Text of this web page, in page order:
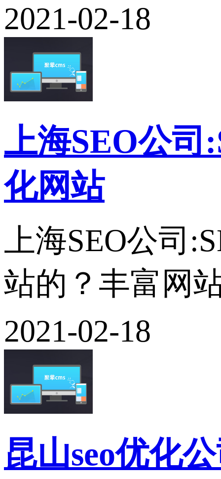
2021-02-18
上海SEO公司
化网站
上海SEO公司
站的？丰富网
2021-02-18
昆山seo优化